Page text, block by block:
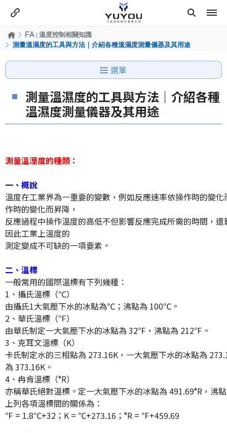
FA | 溫度控制相關知識
測量溫濕度的工具與方法｜介紹各種溫濕度測量儀器及其用途
選單
測量溫濕度的工具與方法｜介紹各種
溫濕度測量儀器及其用途
測量溫溼度的種類：
一、概說
溫度在工業界為一重要的變數，例如反應速率依操作時的變
作時的變化而昇降，
反應過程中操作溫度的高低不但影響反應完成所需的時間，
因此工業上溫度的
測定變成不可缺的一項要素。
二、溫標
一般常用的國際溫標有下列幾種：
1、攝氏溫標（℃）
由攝氏1大氣壓下水的冰點為℃；沸點為 100℃。
2、華氏溫標（℉）
由華氏制定一大氣壓下水的冰點為 32℉，沸點為 212℉。
3、克耳文溫標（K）
卡氏制定水的三相點為 273.16K，一大氣壓下水的冰點為
為 373.16K。
4、冉肯溫標（°R）
亦稱華氏絕對溫標。定一大氣壓下水的冰點為 491.69°R，沸
上列各項溫標間的關係為：
℉ = 1.8℃+32；K = ℃+273.16；°R = ℉+459.69